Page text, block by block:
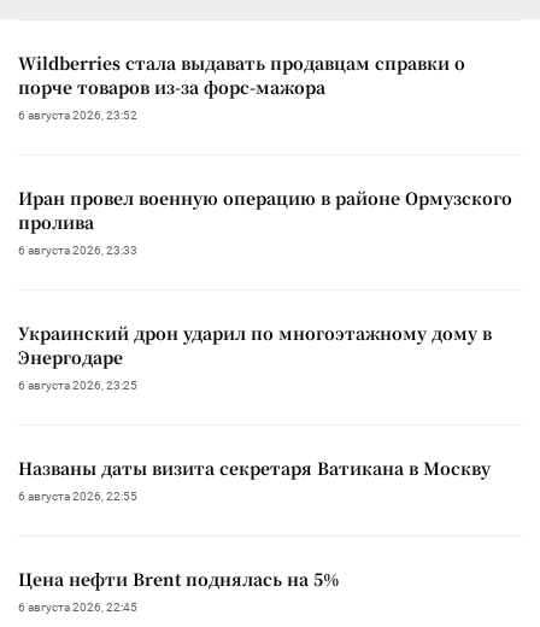
Wildberries стала выдавать продавцам справки о
порче товаров из-за форс-мажора
6 августа 2026, 23:52
Иран провел военную операцию в районе Ормузского
пролива
6 августа 2026, 23:33
Украинский дрон ударил по многоэтажному дому в
Энергодаре
6 августа 2026, 23:25
Названы даты визита секретаря Ватикана в Москву
6 августа 2026, 22:55
Цена нефти Brent поднялась на 5%
6 августа 2026, 22:45